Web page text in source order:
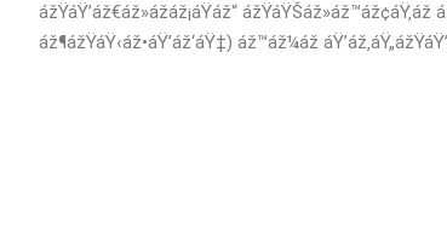
ážŸáŸ’áž€áž»ážáž¡áŸáž“
áž¶ážŸáŸ‹áž•áŸ’áž‘áŸ‡) áž™áž¼áž